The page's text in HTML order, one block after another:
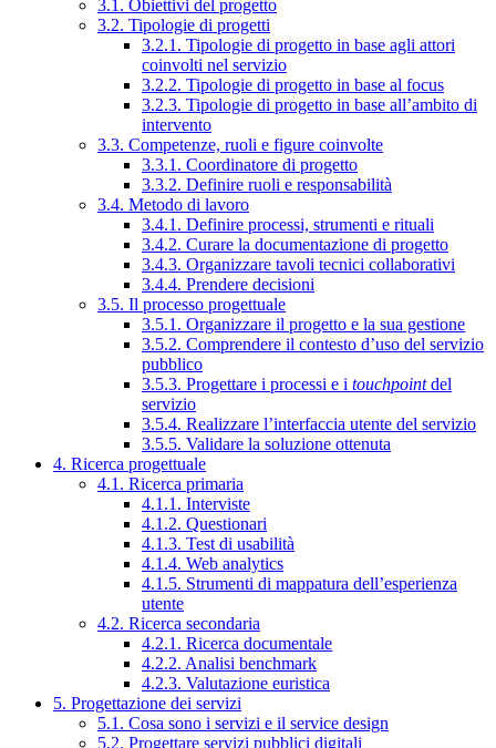
3.1. Obiettivi del progetto
3.2. Tipologie di progetti
3.2.1. Tipologie di progetto in base agli attori
coinvolti nel servizio
3.2.2. Tipologie di progetto in base al focus
3.2.3. Tipologie di progetto in base all’ambito di
intervento
3.3. Competenze, ruoli e figure coinvolte
3.3.1. Coordinatore di progetto
3.3.2. Definire ruoli e responsabilità
3.4. Metodo di lavoro
3.4.1. Definire processi, strumenti e rituali
3.4.2. Curare la documentazione di progetto
3.4.3. Organizzare tavoli tecnici collaborativi
3.4.4. Prendere decisioni
3.5. Il processo progettuale
3.5.1. Organizzare il progetto e la sua gestione
3.5.2. Comprendere il contesto d’uso del servizio
pubblico
3.5.3. Progettare i processi e i touchpointdel
servizio
3.5.4. Realizzare l’interfaccia utente del servizio
3.5.5. Validare la soluzione ottenuta
4. Ricerca progettuale
4.1. Ricerca primaria
4.1.1. Interviste
4.1.2. Questionari
4.1.3. Test di usabilità
4.1.4. Web analytics
4.1.5. Strumenti di mappatura dell’esperienza
utente
4.2. Ricerca secondaria
4.2.1. Ricerca documentale
4.2.2. Analisi benchmark
4.2.3. Valutazione euristica
5. Progettazione dei servizi
5.1. Cosa sono i servizi e il service design
5.2. Progettare servizi pubblici digitali